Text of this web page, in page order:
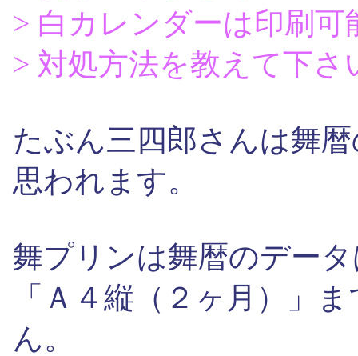
> 白カレンダーは印刷可
> 対処方法を教えて下さ
たぶん三四郎さんは舞
思われます。
舞プリンは舞暦のデー
「Ａ４縦（２ヶ月）」
ん。